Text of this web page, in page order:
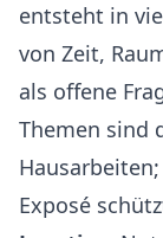
entsteht in
von Zeit,
als offene
Themen sind
Exposé